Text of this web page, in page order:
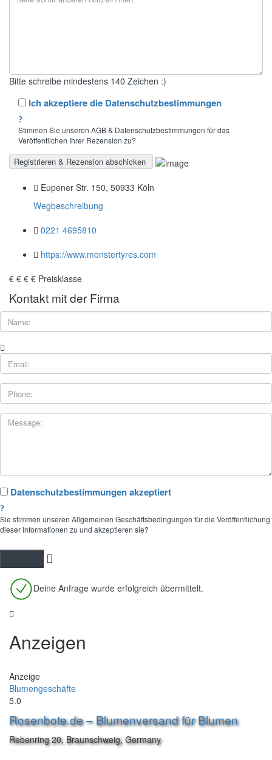
Bitte schreibe mindestens 140 Zeichen :)
Ich akzeptiere die Datenschutzbestimmungen
Stimmen Sie unseren AGB & Datenschutzbestimmungen für das
Veröffentlichen Ihrer Rezension zu?
Eupener Str. 150, 50933 Köln
Wegbeschreibung
0221 4695810
https://www.monstertyres.com
€ € € € Preisklasse
Kontakt mit der Firma
Datenschutzbestimmungen akzeptiert
Sie stimmen unseren Allgemeinen Geschäftsbedingungen für die Veröffentlichung
dieser Informationen zu und akzeptieren sie?
Deine Anfrage wurde erfolgreich übermittelt.
Anzeigen
Anzeige
Blumengeschäfte
5.0
Rosenbote.de – Blumenversand für Blumen
Rebenring 20, Braunschweig, Germany